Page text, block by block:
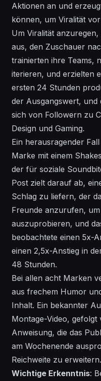
Aktionen an und
können, um Viralität
Um Viralität anzuregen,
aus, den Zuschauer
trainierten ihre Teams,
iterieren, und erzielten
ersten 24 Stunden
der Ausgangswert, und
sich von Followern zu
Design und Gaming.
Ein herausragender
Marke mit einem
der für soziale
Post zielt darauf ab,
Schlag zu liefern, der
Freunde anzurufen,
auszuprobieren, und
beobachtete einen 5x-
einen 2,5x-Anstieg in
48 Stunden.
Bei allen acht Marken
aus frechem Humor
Inhalt. Ein bekannter
Montage-Video,
Anweisung, die das
am Wochenende
Reichweite zu erweitern.
Wichtige Erkenntnis: